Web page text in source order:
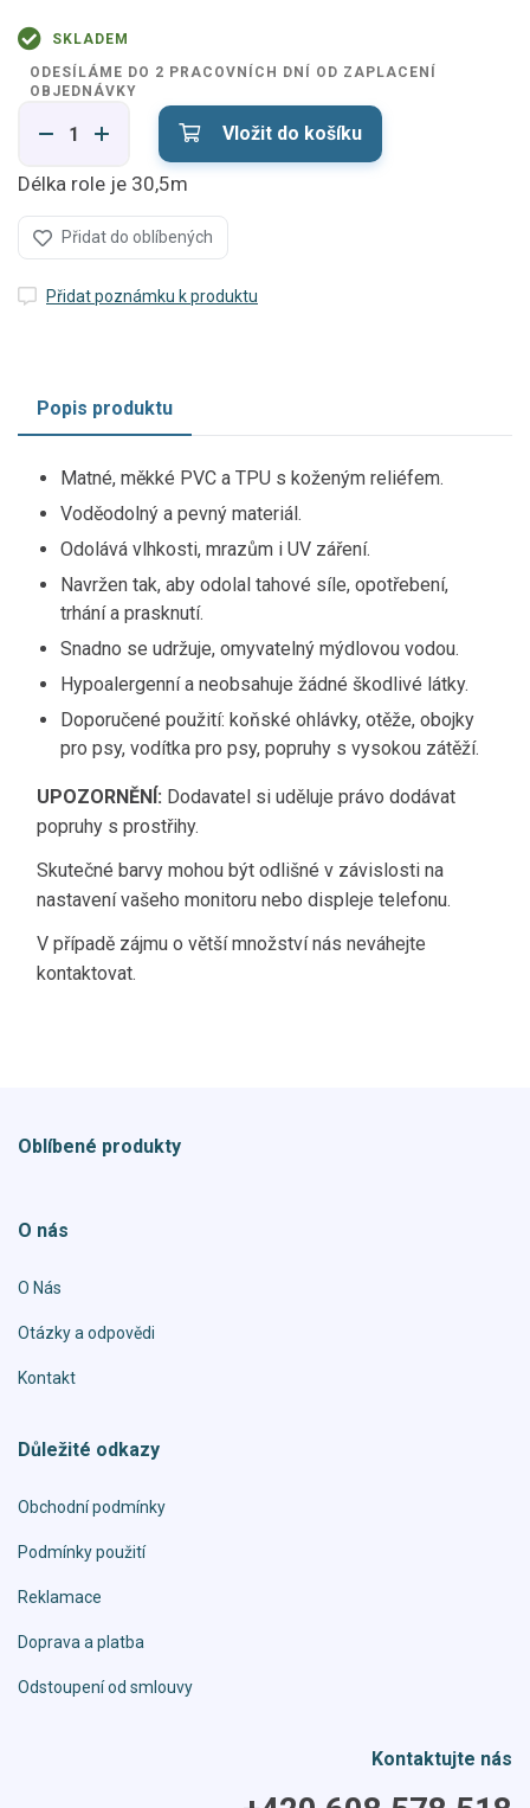
Délka role je 30,5m
Vložit do košíku
Přidat do oblíbených
Přidat poznámku k produktu
SKLADEM
ODESÍLÁME DO 2 PRACOVNÍCH DNÍ OD ZAPLACENÍ
OBJEDNÁVKY
Popis produktu
Matné, měkké PVC a TPU s koženým reliéfem.
Voděodolný a pevný materiál.
Odolává vlhkosti, mrazům i UV záření.
Navržen tak, aby odolal tahové síle, opotřebení,
trhání a prasknutí.
Snadno se udržuje, omyvatelný mýdlovou vodou.
Hypoalergenní a neobsahuje žádné škodlivé látky.
Doporučené použití: koňské ohlávky, otěže, obojky
pro psy, vodítka pro psy, popruhy s vysokou zátěží.
UPOZORNĚNÍ: Dodavatel si uděluje právo dodávat
popruhy s prostřihy.
Skutečné barvy mohou být odlišné v závislosti na
nastavení vašeho monitoru nebo displeje telefonu.
V případě zájmu o větší množství nás neváhejte
kontaktovat.
Oblíbené produkty
O nás
O Nás
Otázky a odpovědi
Kontakt
Důležité odkazy
Obchodní podmínky
Podmínky použití
Reklamace
Doprava a platba
Odstoupení od smlouvy
Kontaktujte nás